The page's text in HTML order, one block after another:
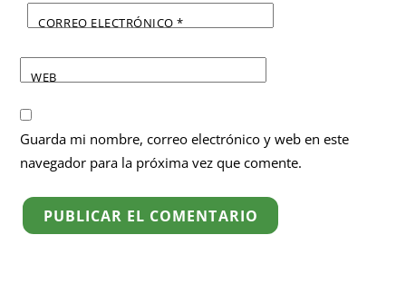
CORREO ELECTRÓNICO*
WEB
Guarda mi nombre, correo electrónico y web en este
navegador para la próxima vez que comente.